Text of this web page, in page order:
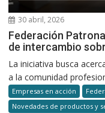
30 abril, 2026
Federación
de intercambio
La iniciativa busca
a la comunidad
Empresas en acción
Novedades de productos y